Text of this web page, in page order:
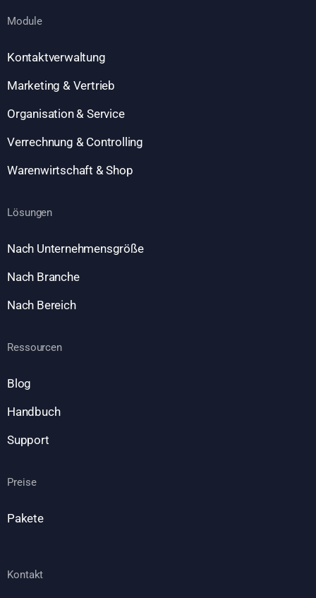
Module
Kontaktverwaltung
Marketing & Vertrieb
Organisation & Service
Verrechnung & Controlling
Warenwirtschaft & Shop
Lösungen
Nach Unternehmensgröße
Nach Branche
Nach Bereich
Ressourcen
Blog
Handbuch
Support
Preise
Pakete
Kontakt